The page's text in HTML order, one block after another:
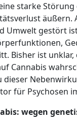
starke
Umwelt gestört
Bisher ist
Cannabis
dieser
für Psychosen
wegen